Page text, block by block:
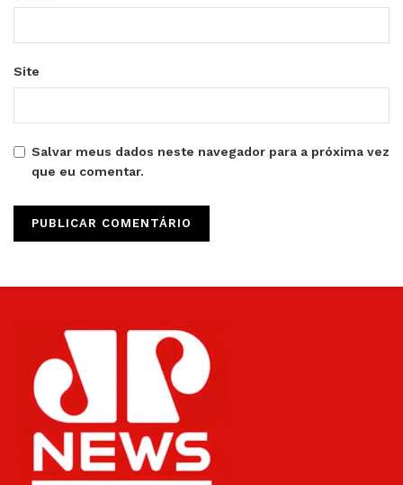
Site
Salvar meus dados neste navegador para a próxima vez
que eu comentar.